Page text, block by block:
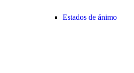
Estados de ánimo